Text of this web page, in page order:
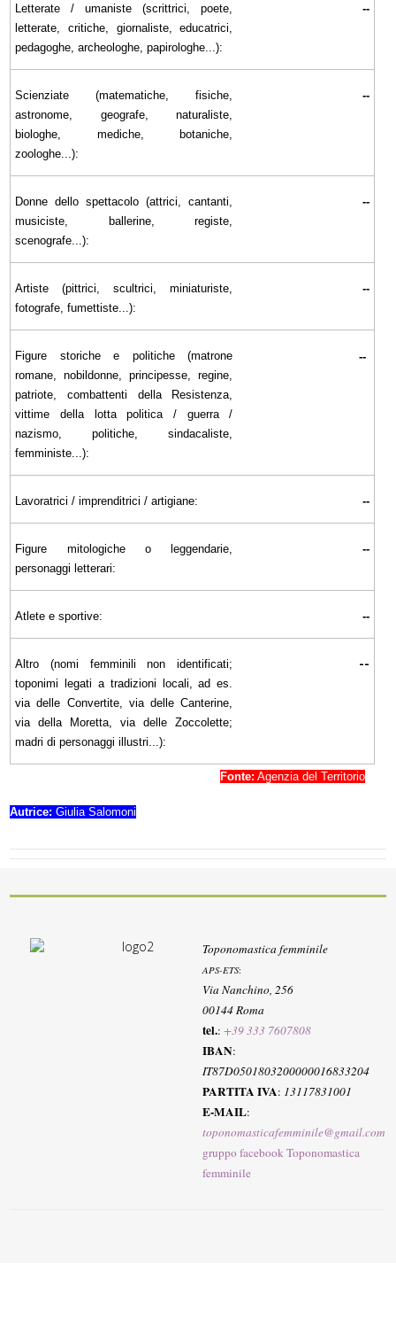
Letterate / umaniste (scrittrici, poete,
letterate, critiche, giornaliste, educatrici,
pedagoghe, archeologhe, papirologhe...):
--
Scienziate (matematiche, fisiche,
astronome, geografe, naturaliste,
biologhe, mediche, botaniche,
zoologhe...):
--
Donne dello spettacolo (attrici, cantanti,
musiciste, ballerine, registe,
scenografe...):
--
Artiste (pittrici, scultrici, miniaturiste,
fotografe, fumettiste...):
--
Figure storiche e politiche (matrone
romane, nobildonne, principesse, regine,
patriote, combattenti della Resistenza,
vittime della lotta politica / guerra /
nazismo, politiche, sindacaliste,
femministe...):
--
Lavoratrici / imprenditrici / artigiane: --
Figure mitologiche o leggendarie,
personaggi letterari:
--
Atlete e sportive: --
Altro (nomi femminili non identificati;
toponimi legati a tradizioni locali, ad es.
via delle Convertite, via delle Canterine,
via della Moretta, via delle Zoccolette;
madri di personaggi illustri...):
--
Fonte: Agenzia del Territorio
Autrice: Giulia Salomoni
Toponomastica femminile
APS-ETS:
Via Nanchino, 256
00144 Roma
tel.:+39 333 7607808
IBAN:
IT87D0501803200000016833204
PARTITA IVA: 13117831001
E-MAIL:
toponomasticafemminile@gmail.com
gruppo facebook Toponomastica
femminile